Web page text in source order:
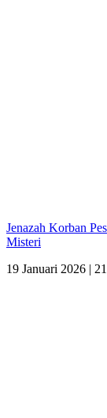
Jenazah Korban
Misteri
19 Januari 2026 |